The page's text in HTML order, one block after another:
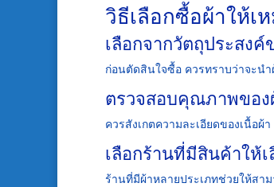
วิธีเลือกซื้อผ้าให้เ
เลือกจากวัตถุประสงค์
ก่อนตัดสินใจซื้อ ควรทราบว่าจะน
ตรวจสอบคุณภาพของ
ควรสังเกตความละเอียดของเนื้อ
เลือกร้านที่มีสินค้าให้
ร้านที่มีผ้าหลายประเภทช่วยให้สา